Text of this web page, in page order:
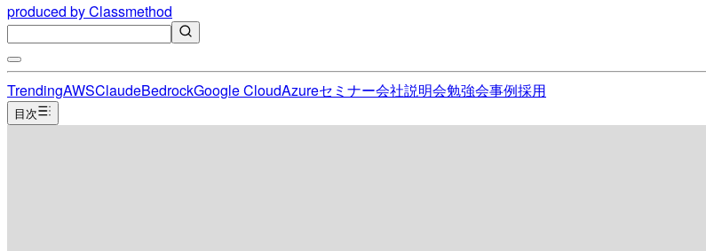
produced by Classmethod
TrendingAWSClaudeBedrockGoogle CloudAzureセミナー会社説明会勉強会事例採用
目次